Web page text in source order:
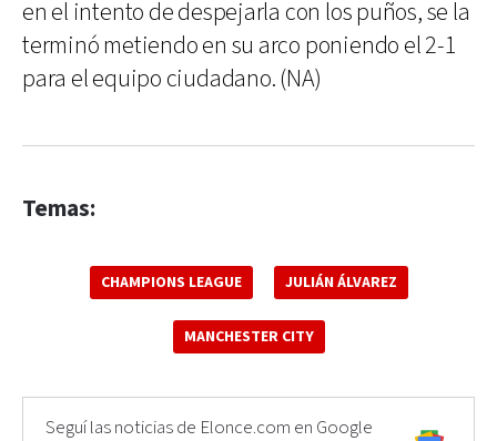
en el intento de despejarla con los puños, se la
terminó metiendo en su arco poniendo el 2-1
para el equipo ciudadano. (NA)
Temas:
CHAMPIONS LEAGUE JULIÁN ÁLVAREZ
MANCHESTER CITY
Seguí las noticias de Elonce.com en Google